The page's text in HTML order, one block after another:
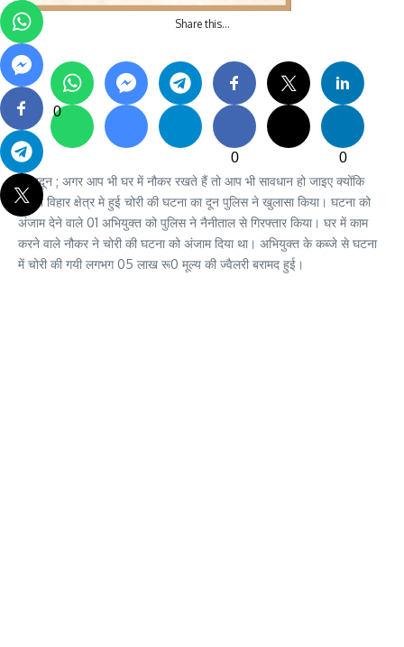
0
Share this…
0
0
देहरादून ; अगर आप भी घर में नौकर रखते हैं तो आप भी सावधान हो जाइए क्योंकि
बसन्त विहार क्षेत्र मे हुई चोरी की घटना का दून पुलिस ने खुलासा किया। घटना को
अंजाम देने वाले 01 अभियुक्त को पुलिस ने नैनीताल से गिरफ्तार किया। घर में काम
करने वाले नौकर ने चोरी की घटना को अंजाम दिया था। अभियुक्त के कब्जे से घटना
में चोरी की गयी लगभग 05 लाख रू0 मूल्य की ज्वैलरी बरामद हुई।